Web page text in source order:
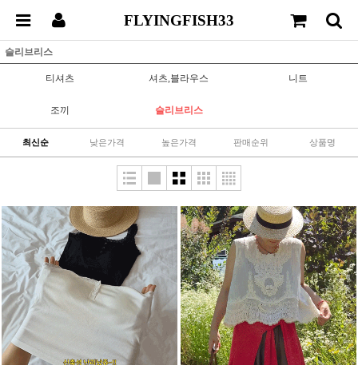
FLYINGFISH33
슬리브리스
티셔츠 셔츠,블라우스 니트
조끼 슬리브리스
최신순 낮은가격 높은가격 판매순위 상품명